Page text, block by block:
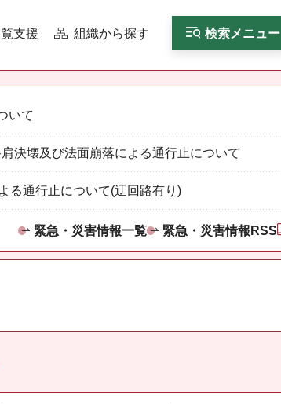
支援 組織から探す 検索メニュー
いて
決壊及び法面崩落による通行止について
る通行止について(迂回路有り)
緊急・災害情報一覧 緊急・災害情報RSS